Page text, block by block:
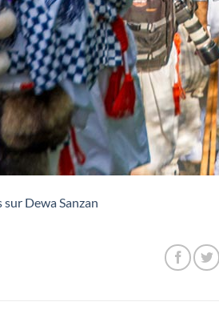
sur Dewa Sanzan